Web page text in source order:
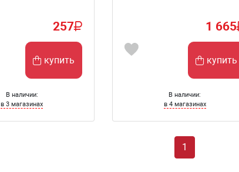
257
купить
В наличии:
в 3 магазинах
1 665
купить
В наличии:
в 4 магазинах
1